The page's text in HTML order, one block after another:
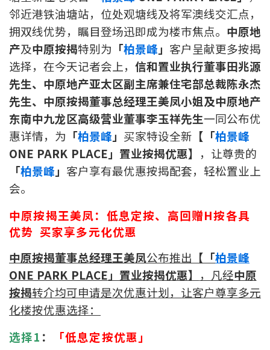
工商铺按揭计算
印花税计算
免费物业估价
下载中心
按揭全面睇
新闻/研究
按市新闻
统计数据库
按揭快趣智识
邻近港铁油塘站，位处观塘线及将军澳线交汇点，
拥双线优势，瞩目登场迅即成为楼巿焦点。 中原地
产及中原按揭特别为 「柏景峰」 客户呈献更多按揭
选择，在今天记者会上， 信和置业执行董事田兆源
先生、中原地产亚太区副主席兼住宅部总裁陈永杰
先生、中原按揭董事总经理王美凤小姐及中原地产
东南中九龙区高级营业董事李玉祥先生一同公布优
惠详情，为 「柏景峰」 买家特设全新 【「柏景峰
ONE PARK PLACE」置业按揭优惠】 ，让尊贵的
「柏景峰」 客户享有最优惠按揭配套，轻松置业上
会。
中原按揭王美凤： 低息定按、高回赠H按各具
优势 买家享多元化优惠
中原按揭董事总经理王美凤公布推出 【「柏景峰
ONE PARK PLACE」置业按揭优惠】 ，凡经中原
按揭转介均可申请是次优惠计划，让客户尊享多元
化楼按优惠选择：
选择1 ：
「低息定按优惠」